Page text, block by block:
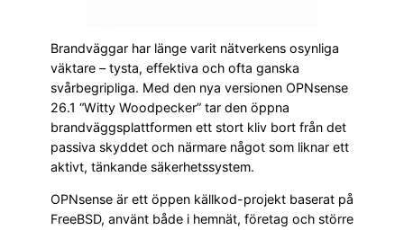
Brandväggar har länge varit nätverkens osynliga
väktare – tysta, effektiva och ofta ganska
svårbegripliga. Med den nya versionen OPNsense
26.1 “Witty Woodpecker” tar den öppna
brandväggsplattformen ett stort kliv bort från det
passiva skyddet och närmare något som liknar ett
aktivt, tänkande säkerhetssystem.
OPNsense är ett öppen källkod-projekt baserat på
FreeBSD, använt både i hemnät, företag och större